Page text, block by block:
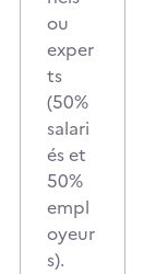
ou
exper
ts
(50%
salari
és et
50%
empl
oyeur
s).